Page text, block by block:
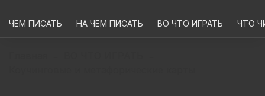
ЧЕМ ПИСАТЬ НА ЧЕМ ПИСАТЬ ВО ЧТО ИГРАТЬ ЧТО